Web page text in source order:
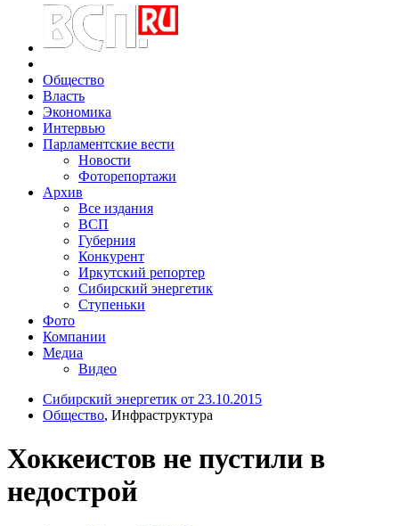
Общество
Власть
Экономика
Интервью
Парламентские вести
Новости
Фоторепортажи
Архив
Все издания
ВСП
Губерния
Конкурент
Иркутский репортер
Сибирский энергетик
Ступеньки
Фото
Компании
Медиа
Видео
Сибирский энергетик от 23.10.2015
Общество, Инфраструктура
Хоккеистов не пустили в
недострой